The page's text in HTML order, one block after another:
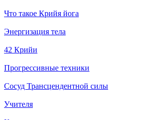
Что такое Крийя йога
Энергизация тела
42 Крийи
Прогрессивные техники
Сосуд Трансцендентной силы
Учителя